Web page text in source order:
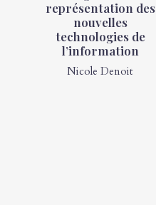
représentation des
nouvelles
technologies de
l’information
Nicole Denoit